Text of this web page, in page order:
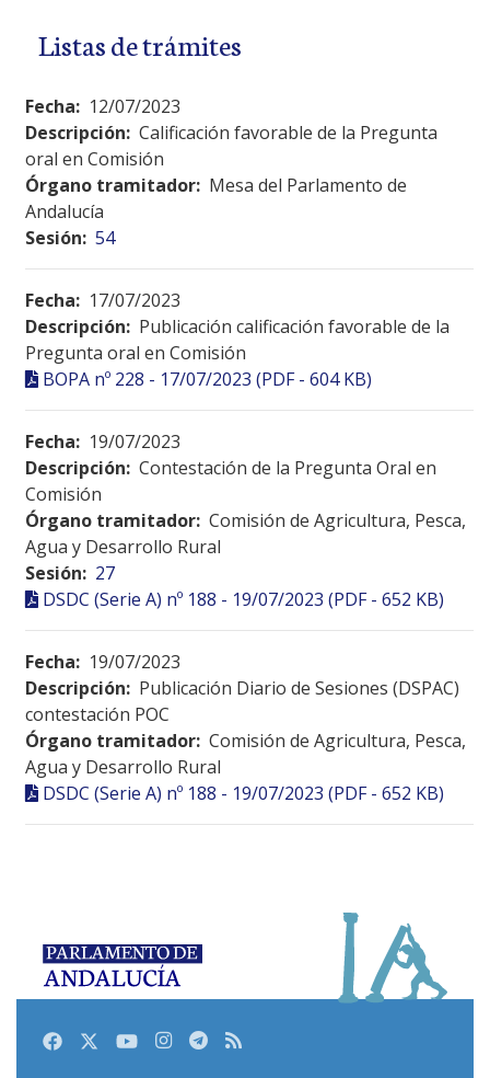
Listas de trámites
Fecha: 12/07/2023
Descripción: Calificación favorable de la Pregunta
oral en Comisión
Órgano tramitador: Mesa del Parlamento de
Andalucía
Sesión: 54
Fecha: 17/07/2023
Descripción: Publicación calificación favorable de la
Pregunta oral en Comisión
BOPA nº 228 - 17/07/2023 (PDF - 604 KB)
Fecha: 19/07/2023
Descripción: Contestación de la Pregunta Oral en
Comisión
Órgano tramitador: Comisión de Agricultura, Pesca,
Agua y Desarrollo Rural
Sesión: 27
DSDC (Serie A) nº 188 - 19/07/2023 (PDF - 652 KB)
Fecha: 19/07/2023
Descripción: Publicación Diario de Sesiones (DSPAC)
contestación POC
Órgano tramitador: Comisión de Agricultura, Pesca,
Agua y Desarrollo Rural
DSDC (Serie A) nº 188 - 19/07/2023 (PDF - 652 KB)
FacebookTwitterYoutubeInstagram
Telegram
RSS